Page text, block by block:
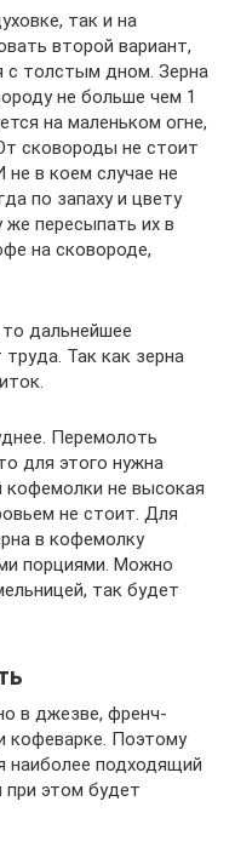
так и на
второй вариант,
с толстым дном. Зерна
не больше чем 1
на маленьком огне,
сковороды не стоит
не в коем случае не
по запаху и цвету
же пересыпать их в
на сковороде,
дальнейшее
Так как зерна
Перемолоть
для этого нужна
не высокая
не стоит. Для
в кофемолку
порциями. Можно
так будет
в джезве, френч-
кофеварке. Поэтому
подходящий
при этом будет